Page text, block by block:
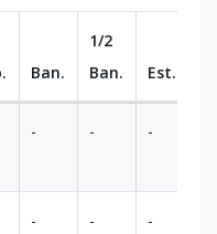
Ban.
1/2
Ban.
Est.
- - -
- - -